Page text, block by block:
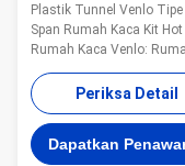
ISO9001
Plastik Tunnel Venlo
Span Rumah Kaca Kit Hot
Rumah Kaca Venlo:
kaca tipe Venlo adalah
kaca tipikal dan
tinggi, lapisan vakum
atau ganda, transmisi
dari 88% hingga 97%
Periksa Detail
Dapatkan